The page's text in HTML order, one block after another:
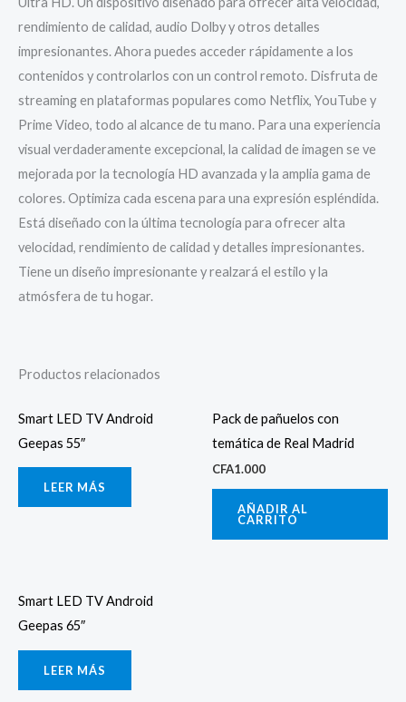
rendimiento de calidad, audio Dolby y otros detalles
impresionantes. Ahora puedes acceder rápidamente a los
contenidos y controlarlos con un control remoto. Disfruta de
streaming en plataformas populares como Netflix, YouTube y
Prime Video, todo al alcance de tu mano. Para una experiencia
visual verdaderamente excepcional, la calidad de imagen se ve
mejorada por la tecnología HD avanzada y la amplia gama de
colores. Optimiza cada escena para una expresión espléndida.
Está diseñado con la última tecnología para ofrecer alta
velocidad, rendimiento de calidad y detalles impresionantes.
Tiene un diseño impresionante y realzará el estilo y la
atmósfera de tu hogar.
Productos relacionados
Smart LED TV Android
Geepas 55″
LEER MÁS
Pack de pañuelos con
temática de Real Madrid
CFA1.000
AÑADIR AL
CARRITO
Smart LED TV Android
Geepas 65″
LEER MÁS